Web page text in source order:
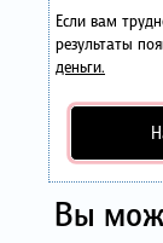
Если вам
результаты
деньги.
Вы